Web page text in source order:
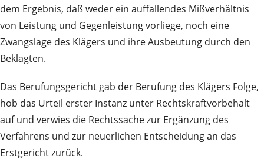
dem Ergebnis, daß weder ein auffallendes Mißverhältnis
von Leistung und Gegenleistung vorliege, noch eine
Zwangslage des Klägers und ihre Ausbeutung durch den
Beklagten.
Das Berufungsgericht gab der Berufung des Klägers Folge,
hob das Urteil erster Instanz unter Rechtskraftvorbehalt
auf und verwies die Rechtssache zur Ergänzung des
Verfahrens und zur neuerlichen Entscheidung an das
Erstgericht zurück.